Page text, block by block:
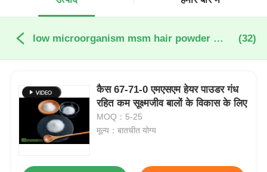
low microorganism msm hair powder ऑनलाइन निर्माण (32)
कैस 67-71-0 एमएसएम हेयर पाउडर गंध
रहित कम सूक्ष्मजीव बालों के विकास के लिए
MOQ：5-25
मूल्य：बातचीत योग्य